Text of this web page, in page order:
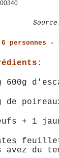
6 personnes
600g
de
+ 1
avez du